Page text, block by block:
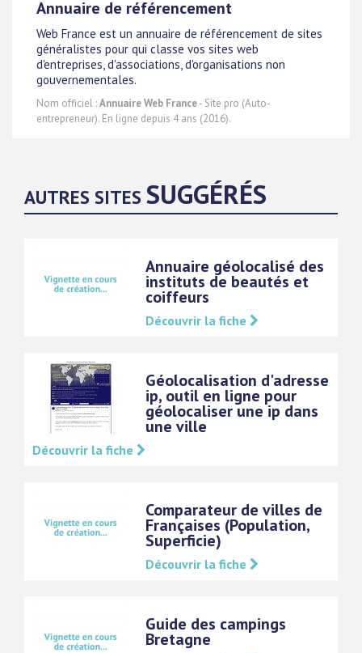
Annuaire de référencement
Web France est un annuaire de référencement de sites
généralistes pour qui classe vos sites web
d'entreprises, d'associations, d'organisations non
gouvernementales.
Nom officiel :Annuaire Web France- Site pro (Auto-
entrepreneur). En ligne depuis 4 ans (2016).
AUTRES SITES SUGGÉRÉS
Annuaire géolocalisé des
instituts de beautés et
coiffeurs
Découvrir la fiche
Géolocalisation d'adresse
ip, outil en ligne pour
géolocaliser une ip dans
une ville
Découvrir la fiche
Comparateur de villes de
Françaises (Population,
Superficie)
Découvrir la fiche
Guide des campings
Bretagne